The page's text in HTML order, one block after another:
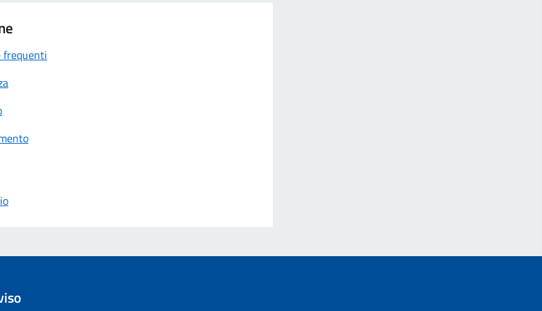
frequenti